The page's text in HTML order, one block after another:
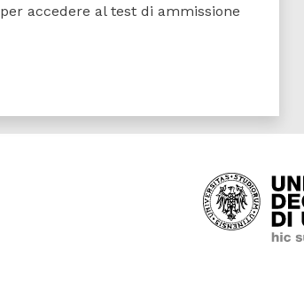
per accedere al test di ammissione